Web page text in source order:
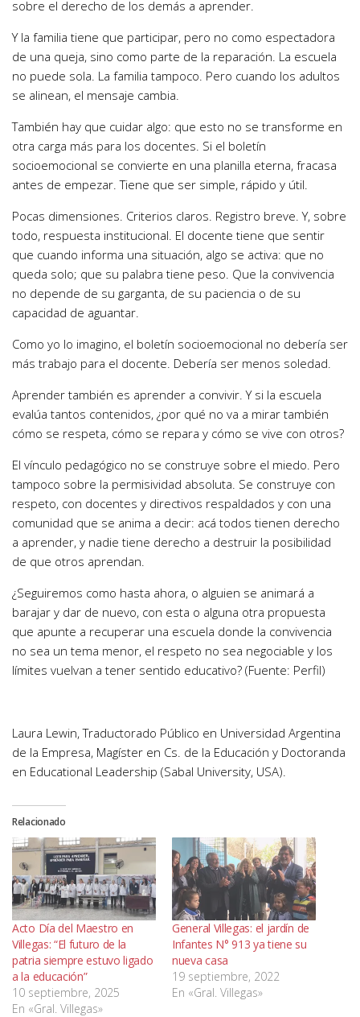
sobre el derecho de los demás a aprender.
Y la familia tiene que participar, pero no como espectadora
de una queja, sino como parte de la reparación. La escuela
no puede sola. La familia tampoco. Pero cuando los adultos
se alinean, el mensaje cambia.
También hay que cuidar algo: que esto no se transforme en
otra carga más para los docentes. Si el boletín
socioemocional se convierte en una planilla eterna, fracasa
antes de empezar. Tiene que ser simple, rápido y útil.
Pocas dimensiones. Criterios claros. Registro breve. Y, sobre
todo, respuesta institucional. El docente tiene que sentir
que cuando informa una situación, algo se activa: que no
queda solo; que su palabra tiene peso. Que la convivencia
no depende de su garganta, de su paciencia o de su
capacidad de aguantar.
Como yo lo imagino, el boletín socioemocional no debería ser
más trabajo para el docente. Debería ser menos soledad.
Aprender también es aprender a convivir. Y si la escuela
evalúa tantos contenidos, ¿por qué no va a mirar también
cómo se respeta, cómo se repara y cómo se vive con otros?
El vínculo pedagógico no se construye sobre el miedo. Pero
tampoco sobre la permisividad absoluta. Se construye con
respeto, con docentes y directivos respaldados y con una
comunidad que se anima a decir: acá todos tienen derecho
a aprender, y nadie tiene derecho a destruir la posibilidad
de que otros aprendan.
¿Seguiremos como hasta ahora, o alguien se animará a
barajar y dar de nuevo, con esta o alguna otra propuesta
que apunte a recuperar una escuela donde la convivencia
no sea un tema menor, el respeto no sea negociable y los
límites vuelvan a tener sentido educativo? (Fuente: Perfil)
Laura Lewin, Traductorado Público en Universidad Argentina
de la Empresa, Magíster en Cs. de la Educación y Doctoranda
en Educational Leadership (Sabal University, USA).
Relacionado
Acto Día del Maestro en
Villegas: “El futuro de la
patria siempre estuvo ligado
a la educación”
10 septiembre, 2025
En «Gral. Villegas»
General Villegas: el jardín de
Infantes N° 913 ya tiene su
nueva casa
19 septiembre, 2022
En «Gral. Villegas»